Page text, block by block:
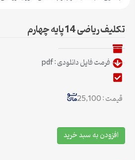
تکلیف ریاضی 14 پایه چهارم
فرمت فایل دانلودی : pdf
قیمت : 25,100
افزودن به سبد خرید